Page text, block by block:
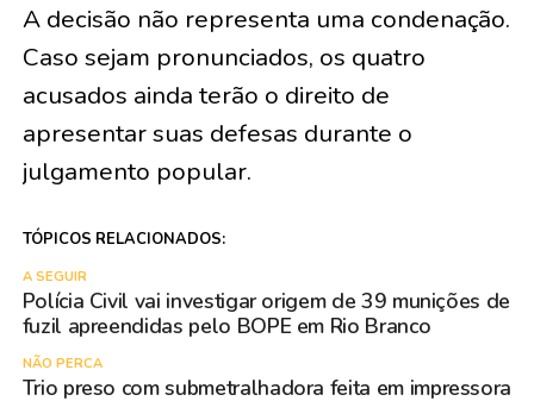
A decisão não representa uma condenação.
Caso sejam pronunciados, os quatro
acusados ainda terão o direito de
apresentar suas defesas durante o
julgamento popular.
TÓPICOS RELACIONADOS:
A SEGUIR
Polícia Civil vai investigar origem de 39 munições de
fuzil apreendidas pelo BOPE em Rio Branco
NÃO PERCA
Trio preso com submetralhadora feita em impressora